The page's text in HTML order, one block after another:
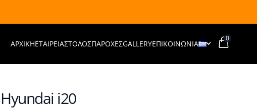
ΑΡΧΙΚΗΕΤΑΙΡΕΊΑΣΤΌΛΟΣΠΑΡΟΧΈΣGALLERYΕΠΙΚΟΙΝΩΝΙΑ
0
Hyundai i20